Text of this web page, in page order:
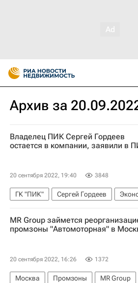
Архив за
Владелец ПИК Сергей Гордеев
остается в компании, заявили в
20 сентября 2022, 19:40 3848
ГК "ПИК" Сергей Гордеев
ПИК
Девелоперы
MR Group займется
промзоны "Автомоторная" в
20 сентября 2022, 16:26 1372
Москва Промзоны
MR Group